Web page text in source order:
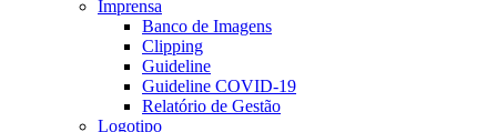
Imprensa
Banco de Imagens
Clipping
Guideline
Guideline COVID-19
Relatório de Gestão
Logotipo